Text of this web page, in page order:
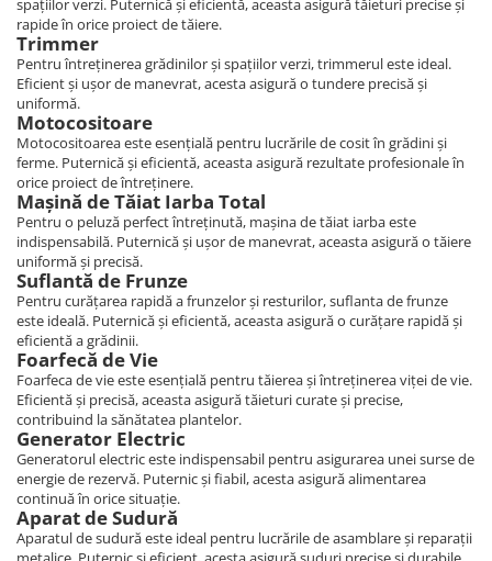
spațiilor verzi. Puternică și eficientă, aceasta asigură tăieturi precise și
rapide în orice proiect de tăiere.
Trimmer
Pentru întreținerea grădinilor și spațiilor verzi, trimmerul este ideal.
Eficient și ușor de manevrat, acesta asigură o tundere precisă și
uniformă.
Motocositoare
Motocositoarea este esențială pentru lucrările de cosit în grădini și
ferme. Puternică și eficientă, aceasta asigură rezultate profesionale în
orice proiect de întreținere.
Mașină de Tăiat Iarba Total
Pentru o peluză perfect întreținută, mașina de tăiat iarba este
indispensabilă. Puternică și ușor de manevrat, aceasta asigură o tăiere
uniformă și precisă.
Suflantă de Frunze
Pentru curățarea rapidă a frunzelor și resturilor, suflanta de frunze
este ideală. Puternică și eficientă, aceasta asigură o curățare rapidă și
eficientă a grădinii.
Foarfecă de Vie
Foarfeca de vie este esențială pentru tăierea și întreținerea viței de vie.
Eficientă și precisă, aceasta asigură tăieturi curate și precise,
contribuind la sănătatea plantelor.
Generator Electric
Generatorul electric este indispensabil pentru asigurarea unei surse de
energie de rezervă. Puternic și fiabil, acesta asigură alimentarea
continuă în orice situație.
Aparat de Sudură
Aparatul de sudură este ideal pentru lucrările de asamblare și reparații